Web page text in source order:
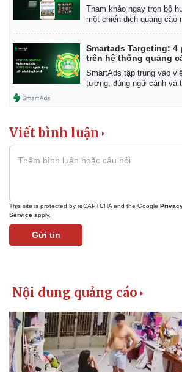
Bóng đá
Lịch thi đấu bóng đá
Thế giới thể thao
eSports
Hậu trường
Tư vấn
Tham khảo ngay trọn bộ
một chiến dịch quảng cáo
Smartads Targeting:
trên hệ thống quảng
SmartAds tập trung vào
tượng, đúng ngữ cảnh và
Viết bình luận
This site is protected by reCAPTCHA and the Google
Service apply.
Gửi tin